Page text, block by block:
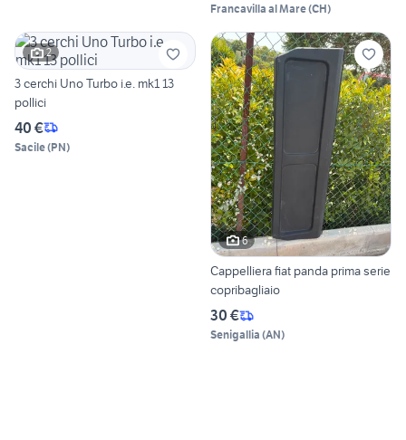
Francavilla al Mare(CH)
2
3 cerchi Uno Turbo i.e. mk1 13
pollici
40 €
Sacile(PN)
6
Cappelliera fiat panda prima serie
copribagliaio
30 €
Senigallia (AN)